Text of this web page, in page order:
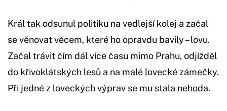
Král tak odsunul politiku na vedlejší kolej a začal
se věnovat věcem, které ho opravdu bavily – lovu.
Začal trávit čím dál více času mimo Prahu, odjížděl
do křivoklátských lesů a na malé lovecké zámečky.
Při jedné z loveckých výprav se mu stala nehoda.